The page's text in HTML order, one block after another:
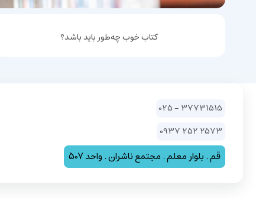
کتاب خوب چه‌طور باید باشد؟
37731515 - 025
2573 252 0937
قم . بلوار معلم . مجتمع ناشران . واحد 507